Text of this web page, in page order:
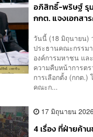
อภิสิทธิ์-พริษฐ์ รุ
กกต. แจงเอกสา
วันนี้ (18 มิถุนายน)
ประธานคณะกรรมา
องค์การมหาชน แล
ความคืบหน้าการต
การเลือกตั้ง (กกต
คณะก...
17 มิถุนายน 2026
4 เรื่อง ที่ฝ่ายค้า